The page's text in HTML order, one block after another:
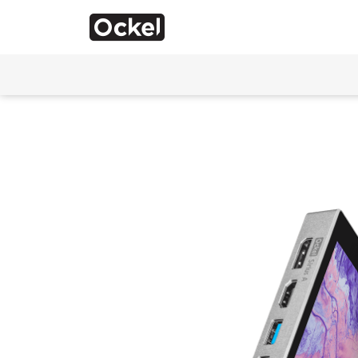
: Function _load_textdomain_just_in_time was called
the plugin or theme running too early. Translations should